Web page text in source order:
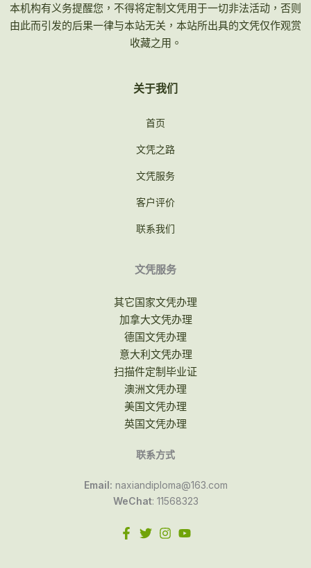
本机构有义务提醒您，不得将定制文凭用于一切非法活动，否则
由此而引发的后果一律与本站无关，本站所出具的文凭仅作观赏
收藏之用。
关于我们
首页
文凭之路
文凭服务
客户评价
联系我们
文凭服务
其它国家文凭办理
加拿大文凭办理
德国文凭办理
意大利文凭办理
扫描件定制毕业证
澳洲文凭办理
美国文凭办理
英国文凭办理
联系方式
Email: naxiandiploma@163.com
WeChat: 11568323